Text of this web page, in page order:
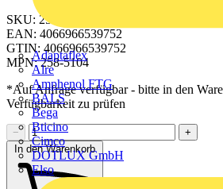
Adaptaflex
Alre
Amphenol FTG
BALS
Bega
Bticino
Cimco
DOTLUX GmbH
Elso
SKU: 258-5104
EAN: 4066966539752
GTIN: 4066966539752
MPN: 258-5104
*Auf Anfrage verfügbar - bitte in den
Verfügbarkeit zu prüfen
−
+
In den Warenkorb